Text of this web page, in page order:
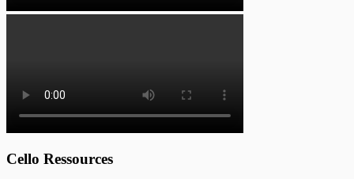
Cello Ressources